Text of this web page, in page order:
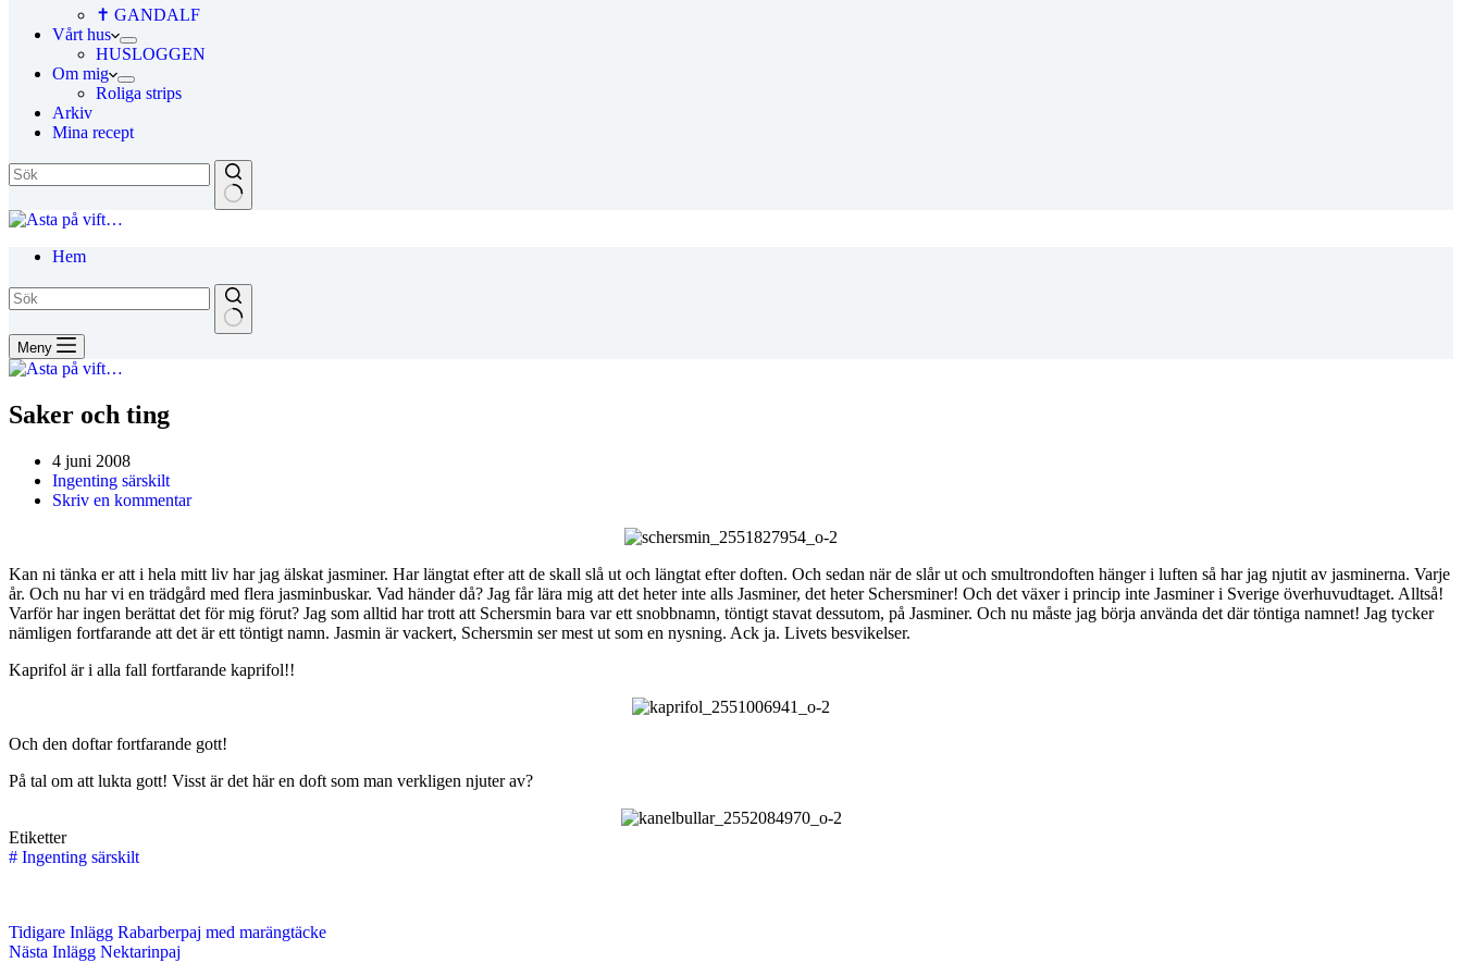
✝ GANDALF
Vårt hus
HUSLOGGEN
Om mig
Roliga strips
Arkiv
Mina recept
Hem
Meny
Saker och ting
4 juni 2008
Ingenting särskilt
Skriv en kommentar
Kan ni tänka er att i hela mitt liv har jag älskat jasminer. Har längtat efter att de skall slå ut och längtat efter doften. Och sedan när de slår ut och smultrondoften hänger i luften så har jag njutit av jasminerna. Varje
år. Och nu har vi en trädgård med flera jasminbuskar. Vad händer då? Jag får lära mig att det heter inte alls Jasminer, det heter Schersminer! Och det växer i princip inte Jasminer i Sverige överhuvudtaget. Alltså!
Varför har ingen berättat det för mig förut? Jag som alltid har trott att Schersmin bara var ett snobbnamn, töntigt stavat dessutom, på Jasminer. Och nu måste jag börja använda det där töntiga namnet! Jag tycker
nämligen fortfarande att det är ett töntigt namn. Jasmin är vackert, Schersmin ser mest ut som en nysning. Ack ja. Livets besvikelser.
Kaprifol är i alla fall fortfarande kaprifol!!
Och den doftar fortfarande gott!
På tal om att lukta gott! Visst är det här en doft som man verkligen njuter av?
Etiketter
# Ingenting särskilt
Tidigare Inlägg Rabarberpaj med marängtäcke
Nästa Inlägg Nektarinpaj